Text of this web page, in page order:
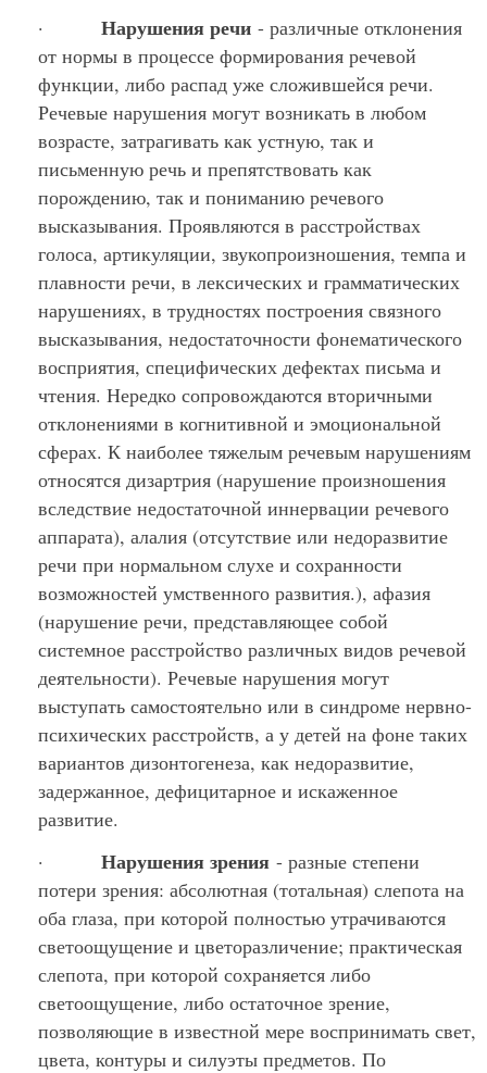
· Нарушения речи - различные отклонения
от нормы в процессе формирования речевой
функции, либо распад уже сложившейся речи.
Речевые нарушения могут возникать в любом
возрасте, затрагивать как устную, так и
письменную речь и препятствовать как
порождению, так и пониманию речевого
высказывания. Проявляются в расстройствах
голоса, артикуляции, звукопроизношения, темпа и
плавности речи, в лексических и грамматических
нарушениях, в трудностях построения связного
высказывания, недостаточности фонематического
восприятия, специфических дефектах письма и
чтения. Нередко сопровождаются вторичными
отклонениями в когнитивной и эмоциональной
сферах. К наиболее тяжелым речевым нарушениям
относятся дизартрия (нарушение произношения
вследствие недостаточной иннервации речевого
аппарата), алалия (отсутствие или недоразвитие
речи при нормальном слухе и сохранности
возможностей умственного развития.), афазия
(нарушение речи, представляющее собой
системное расстройство различных видов речевой
деятельности). Речевые нарушения могут
выступать самостоятельно или в синдроме нервно-
психических расстройств, а у детей на фоне таких
вариантов дизонтогенеза, как недоразвитие,
задержанное, дефицитарное и искаженное
развитие.
· Нарушения зрения - разные степени
потери зрения: абсолютная (тотальная) слепота на
оба глаза, при которой полностью утрачиваются
светоощущение и цветоразличение; практическая
слепота, при которой сохраняется либо
светоощущение, либо остаточное зрение,
позволяющие в известной мере воспринимать свет,
цвета, контуры и силуэты предметов. По